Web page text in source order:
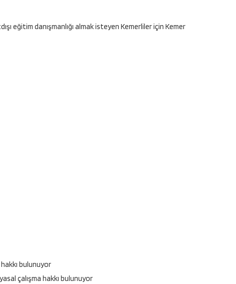
eğitim danışmanlığı almak isteyen Kemerliler için Kemer
bulunuyor
çalışma hakkı bulunuyor